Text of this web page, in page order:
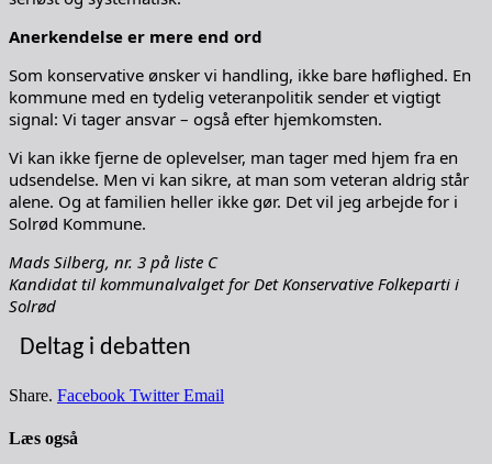
Anerkendelse er mere end ord
Som konservative ønsker vi handling, ikke bare høflighed. En
kommune med en tydelig veteranpolitik sender et vigtigt
signal: Vi tager ansvar – også efter hjemkomsten.
Vi kan ikke fjerne de oplevelser, man tager med hjem fra en
udsendelse. Men vi kan sikre, at man som veteran aldrig står
alene. Og at familien heller ikke gør. Det vil jeg arbejde for i
Solrød Kommune.
Mads Silberg, nr. 3 på liste C
Kandidat til kommunalvalget for Det Konservative Folkeparti i
Solrød
Deltag i debatten
Share. Facebook Twitter Email
Læs også